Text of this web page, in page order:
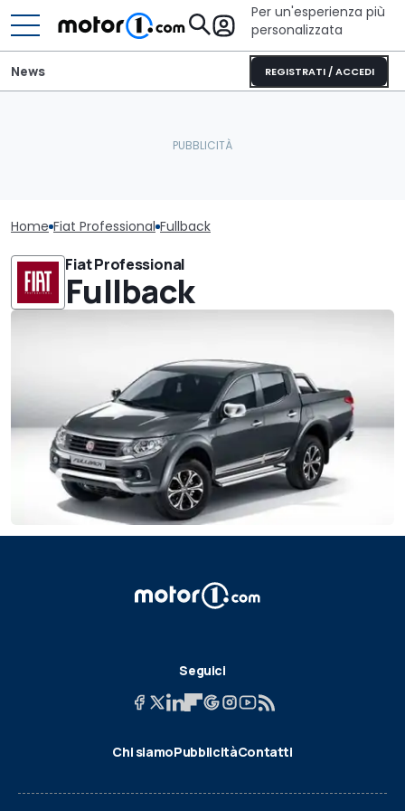
Per un'esperienza più
personalizzata
REGISTRATI / ACCEDI
News
Home Fiat Professional Fullback
Fiat Professional
Fullback
Seguici
Chi siamoPubblicitàContatti